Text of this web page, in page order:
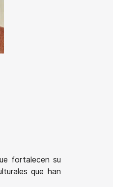
fortalecen su
que han